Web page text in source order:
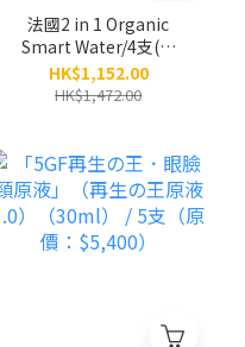
法國2 in 1 Organic
Smart Water/4支(原
價：$1,472)
HK$1,152.00
HK$1,472.00